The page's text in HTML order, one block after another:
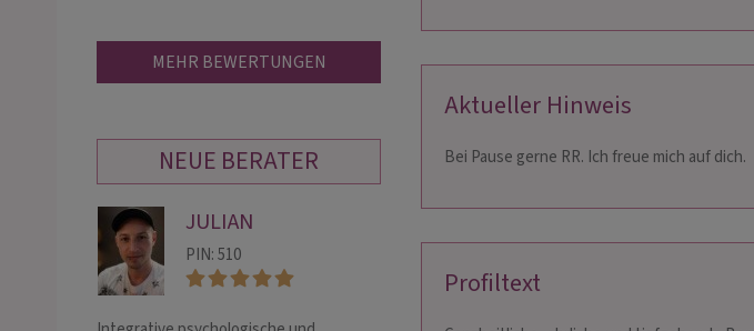
MEHR BEWERTUNGEN
NEUE BERATER
JULIAN
PIN: 510
Aktueller Hinweis
Bei Pause gerne RR. Ich freue mich auf dich.
Profiltext